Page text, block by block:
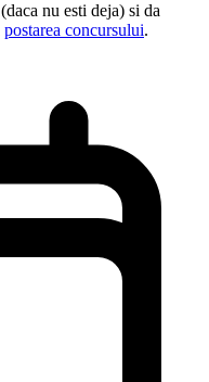
(daca nu esti deja) si da
postarea concursului.